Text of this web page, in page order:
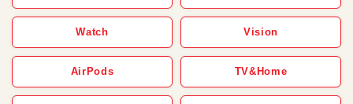
Watch Vision
AirPods TV&Home